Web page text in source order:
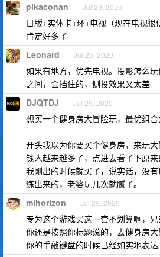
pikaconan Jul 29, 2020
日版+实体卡+环+电视（现在电视
肯定好多了
Leonard Jul 29, 2020
如果有地方，优先电视。投影怎么
之间，会挡住的，侧投效果又太差
DJQTDJ Jul 29, 2020
想买一个健身房大冒险玩，最优组合
开头我以为你要买个健身房，来玩
钱人越来越多了，点进去看了下原来
我刚出的时候就买了，说实话，没
练出来的，老婆玩几次就腻了。
mlhorizon Jul 29, 2020
专为这个游戏买这一套不划算啊，兄
你还是按照你标题说的，去健身房大
你的手敲键盘的时候已经如实地表达